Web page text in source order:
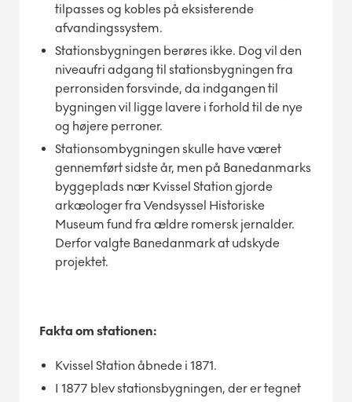
tilpasses og kobles på eksisterende
afvandingssystem.
Stationsbygningen berøres ikke. Dog vil den
niveaufri adgang til stationsbygningen fra
perronsiden forsvinde, da indgangen til
bygningen vil ligge lavere i forhold til de nye
og højere perroner.
Stationsombygningen skulle have været
gennemført sidste år, men på Banedanmarks
byggeplads nær Kvissel Station gjorde
arkæologer fra Vendsyssel Historiske
Museum fund fra ældre romersk jernalder.
Derfor valgte Banedanmark at udskyde
projektet.
Fakta om stationen:
Kvissel Station åbnede i 1871.
I 1877 blev stationsbygningen, der er tegnet